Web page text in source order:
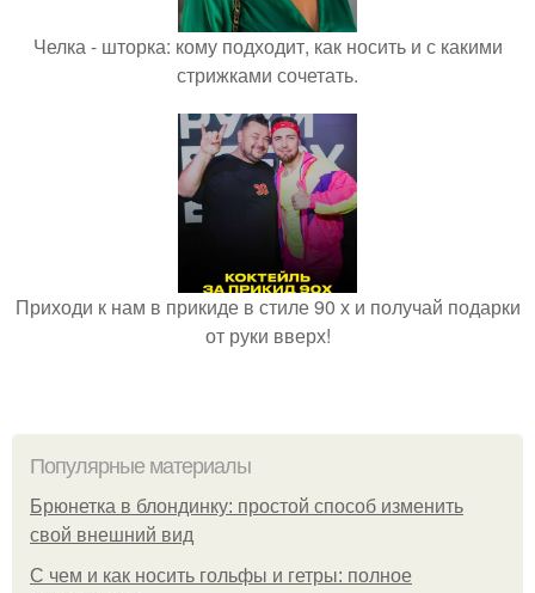
Челка - шторка: кому подходит, как носить и с какими
стрижками сочетать.
Приходи к нам в прикиде в стиле 90 х и получай подарки
от руки вверх!
Популярные материалы
Брюнетка в блондинку: простой способ изменить
свой внешний вид
С чем и как носить гольфы и гетры: полное